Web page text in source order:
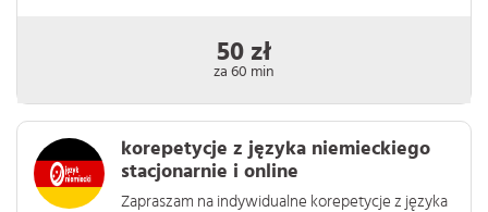
50 zł
za 60 min
korepetycje z języka niemieckiego
stacjonarnie i online
Zapraszam na indywidualne korepetycje z języka